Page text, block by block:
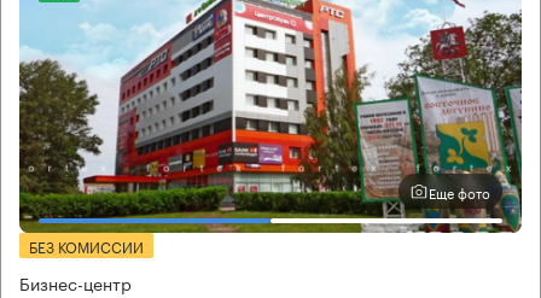
Еще фото
БЕЗ КОМИССИИ
Бизнес-центр